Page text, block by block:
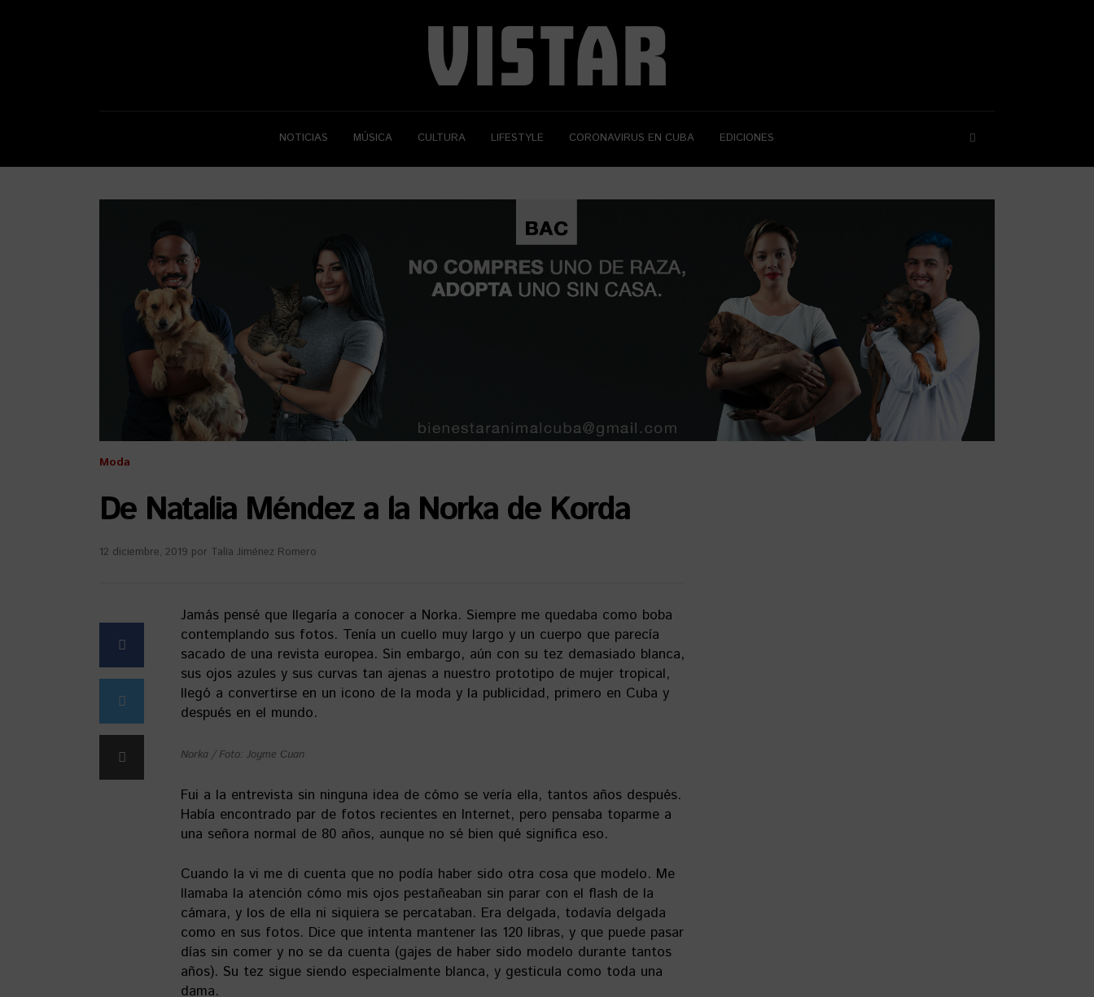
NOTICIAS MÚSICA CULTURA LIFESTYLE CORONAVIRUS EN CUBA EDICIONES
Moda
De Natalia Méndez a la Norka de Korda
12 diciembre, 2019 por Talía Jiménez Romero
Jamás pensé que llegaría a conocer a Norka. Siempre me quedaba como boba
contemplando sus fotos. Tenía un cuello muy largo y un cuerpo que parecía
sacado de una revista europea. Sin embargo, aún con su tez demasiado blanca,
sus ojos azules y sus curvas tan ajenas a nuestro prototipo de mujer tropical,
llegó a convertirse en un icono de la moda y la publicidad, primero en Cuba y
después en el mundo.
Norka / Foto: Joyme Cuan
Fui a la entrevista sin ninguna idea de cómo se vería ella, tantos años después.
Había encontrado par de fotos recientes en Internet, pero pensaba toparme a
una señora normal de 80 años, aunque no sé bien qué significa eso.
Cuando la vi me di cuenta que no podía haber sido otra cosa que modelo. Me
llamaba la atención cómo mis ojos pestañeaban sin parar con el flash de la
cámara, y los de ella ni siquiera se percataban. Era delgada, todavía delgada
como en sus fotos. Dice que intenta mantener las 120 libras, y que puede pasar
días sin comer y no se da cuenta (gajes de haber sido modelo durante tantos
años). Su tez sigue siendo especialmente blanca, y gesticula como toda una
dama.